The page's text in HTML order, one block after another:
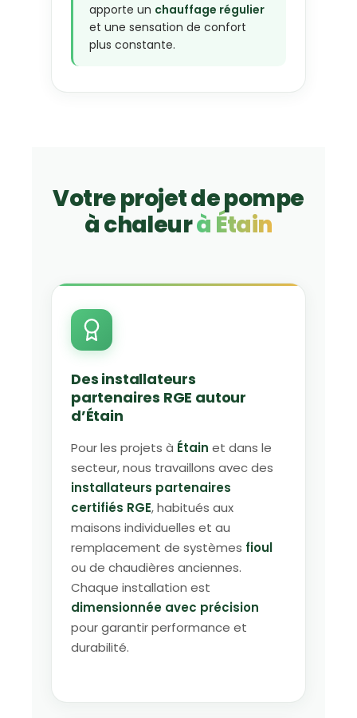
apporte un chauffage régulier
et une sensation de confort
plus constante.
Votre projet de pompe
à chaleurà Étain
Des installateurs
partenaires RGE autour
d’Étain
Pour les projets à Étain et dans le
secteur, nous travaillons avec des
installateurs partenaires
certifiés RGE, habitués aux
maisons individuelles et au
remplacement de systèmes fioul
ou de chaudières anciennes.
Chaque installation est
dimensionnée avec précision
pour garantir performance et
durabilité.